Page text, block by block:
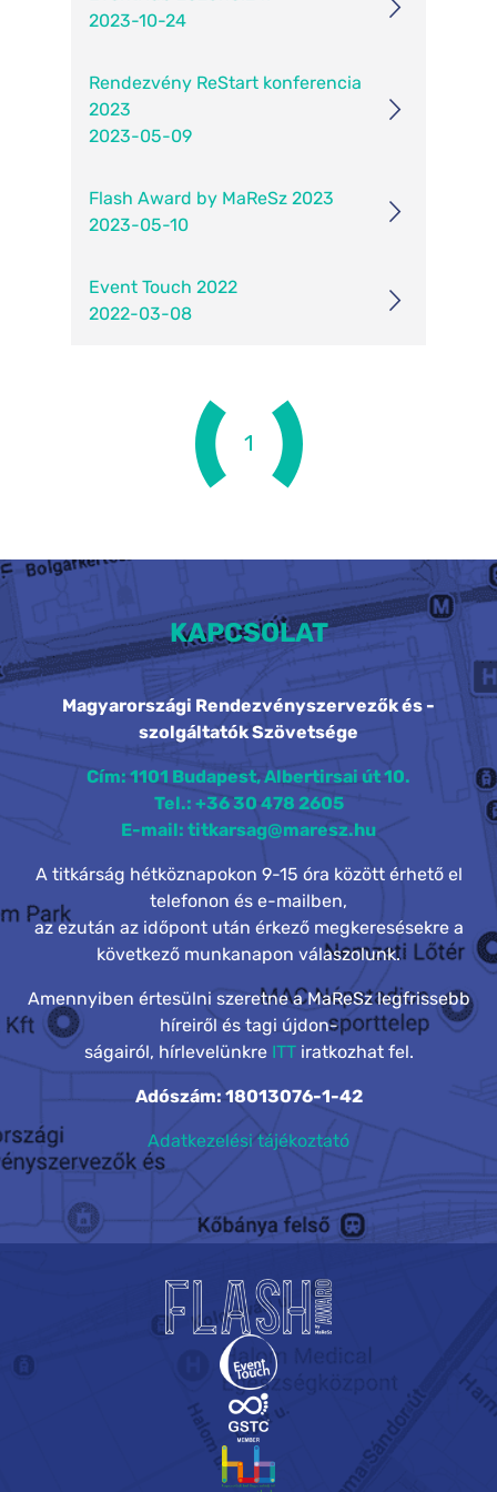
2023-10-24
arrow_forward_ios
Rendezvény ReStart konferencia
2023
2023-05-09
arrow_forward_ios
Flash Award by MaReSz 2023
2023-05-10
arrow_forward_ios
Event Touch 2022
2022-03-08
arrow_forward_ios
1
KAPCSOLAT
Magyarországi Rendezvényszervezők és -
szolgáltatók Szövetsége
Cím: 1101 Budapest, Albertirsai út 10.
Tel.: +36 30 478 2605
E-mail: titkarsag@maresz.hu
A titkárság hétköznapokon 9-15 óra között érhető el
telefonon és e-mailben,
az ezután az időpont után érkező megkeresésekre a
következő munkanapon válaszolunk.
Amennyiben értesülni szeretne a MaReSz legfrissebb
híreiről és tagi újdon-
ságairól, hírlevelünkre ITTiratkozhat fel.
Adószám: 18013076-1-42
Adatkezelési tájékoztató